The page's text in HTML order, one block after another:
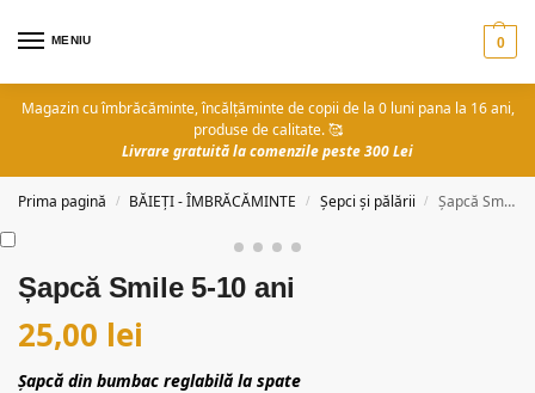
MENIU 0
Magazin cu îmbrăcăminte, încălțăminte de copii de la 0 luni pana la 16 ani,
produse de calitate. 🥰
Livrare gratuită la comenzile peste 300 Lei
Prima pagină / BĂIEȚI - ÎMBRĂCĂMINTE / Șepci și pălării / Șapcă Smile 5-10 ani
Șapcă Smile 5-10 ani
25,00 lei
Șapcă din bumbac reglabilă la spate